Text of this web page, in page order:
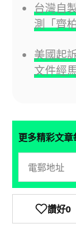
台灣自
測「齊
美國起
文件經
更多精彩文
讚好0